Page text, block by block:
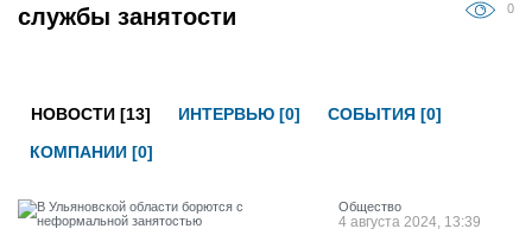
службы занятости
0
НОВОСТИ [13] ИНТЕРВЬЮ [0]
СОБЫТИЯ [0]
КОМПАНИИ [0]
Общество
4 августа 2024, 13:39